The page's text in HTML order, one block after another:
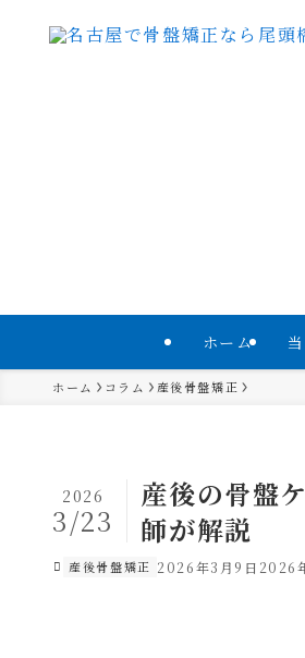
ホーム
ホーム コラム 産後骨盤矯正
産後の骨盤
師が解説
2026
3/23
産後骨盤矯正 2026年3月9日 2026